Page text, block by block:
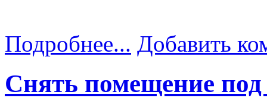
Подробнее... Добавить
Снять помещение под